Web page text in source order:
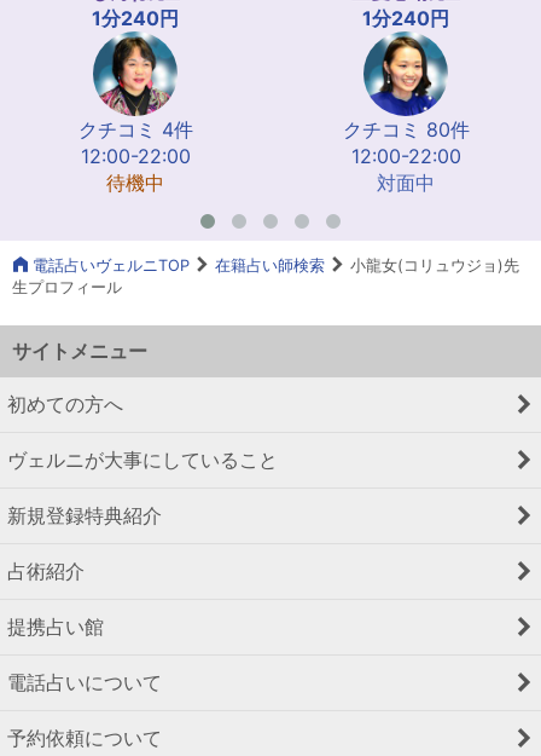
1分240円
クチコミ 4件
12:00-22:00
待機中
1分240円
クチコミ 80件
12:00-22:00
対面中
電話占いヴェルニTOP 在籍占い師検索
小龍女(コリュウジョ)先
生プロフィール
サイトメニュー
初めての方へ
ヴェルニが大事にしていること
新規登録特典紹介
占術紹介
提携占い館
電話占いについて
予約依頼について